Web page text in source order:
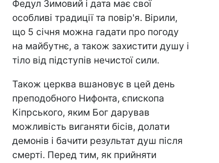
Федул Зимовий і дата має свої
особливі традиції та повір'я. Вірили,
що 5 січня можна гадати про погоду
на майбутнє, а також захистити душу і
тіло від підступів нечистої сили.
Також церква вшановує в цей день
преподобного Нифонта, єпископа
Кіпрського, яким Бог дарував
можливість виганяти бісів, долати
демонів і бачити результат душ після
смерті. Перед тим, як прийняти